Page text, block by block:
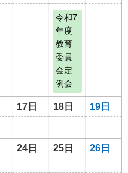
令和7
年度
教育
委員
会定
例会
17日 18日 19日
24日 25日 26日